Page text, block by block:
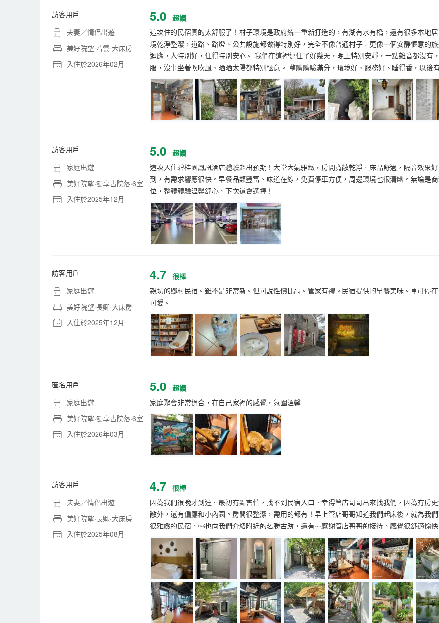
訪客用戶
夫妻／情侶出遊
美好院望·若雲·大床房
入住於2026年02月
5.0
超讚
這次住的民宿真的太舒服了！村子環境是政府統一重新打造的，有湖有水有橋，還有很多本地
境乾淨整潔，道路、路燈、公共設施都做得特別好，完全不像普通村子，更像一個安靜愜意的
迴應，人特別好，住得特別安心。 我們在這裡連住了好幾天，晚上特別安靜，一點雜音都沒有
服，沒事坐著吹吹風、晒晒太陽都特別愜意。 整體體驗滿分，環境好、服務好、睡得香，以後
訪客用戶
家庭出遊
美好院望·獨享古院落·6室
入住於2025年12月
5.0
超讚
這次入住碧桂園鳳凰酒店體驗超出預期！大堂大氣雅緻，房間寬敞乾淨、床品舒適，隔音效果
到，有需求響應很快。早餐品類豐富、味道在線，免費停車方便，周邊環境也很清幽。無論是
位，整體體驗溫馨舒心，下次還會選擇！
訪客用戶
家庭出遊
美好院望·長卿·大床房
入住於2025年12月
4.7
很棒
親切的鄉村民宿。雖不是非常新。但可說性價比高。管家有禮。民宿提供的早餐美味。車可停
可愛。
匿名用戶
家庭出遊
美好院望·獨享古院落·6室
入住於2026年03月
5.0
超讚
家庭聚會非常適合，在自己家裡的感覺，氛圍溫馨
訪客用戶
夫妻／情侶出遊
美好院望·長卿·大床房
入住於2025年08月
4.7
很棒
因為我們很晚才到達。最初有點害怕，找不到民宿入口。幸得管店哥哥出來找我們，因為有房
敞外，還有偏廳和小內園。房間很整潔，需用的都有！早上管店哥哥知道我們起床後，就為我
很雅緻的民宿，￼也向我們介紹附近的名勝古跡，還有⋯感謝管店哥哥的接待，感覺很舒適愉